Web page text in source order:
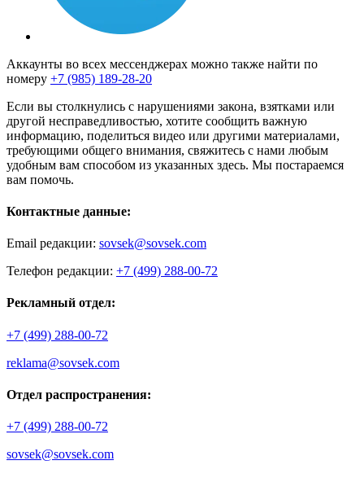
Аккаунты во всех мессенджерах можно также найти по
номеру +7 (985) 189-28-20
Если вы столкнулись с нарушениями закона, взятками или
другой несправедливостью, хотите сообщить важную
информацию, поделиться видео или другими материалами,
требующими общего внимания, свяжитесь с нами любым
удобным вам способом из указанных здесь. Мы постараемся
вам помочь.
Контактные данные:
Email редакции: sovsek@sovsek.com
Телефон редакции: +7 (499) 288-00-72
Рекламный отдел:
+7 (499) 288-00-72
reklama@sovsek.com
Отдел распространения:
+7 (499) 288-00-72
sovsek@sovsek.com